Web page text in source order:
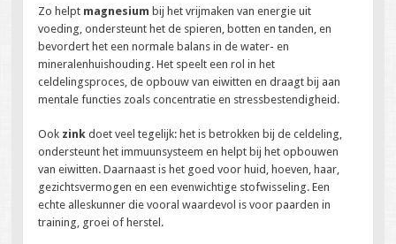
Zo helpt magnesiumbij het vrijmaken van energie uit
voeding, ondersteunt het de spieren, botten en tanden, en
bevordert het een normale balans in de water- en
mineralenhuishouding. Het speelt een rol in het
celdelingsproces, de opbouw van eiwitten en draagt bij aan
mentale functies zoals concentratie en stressbestendigheid.
Ook zinkdoet veel tegelijk: het is betrokken bij de celdeling,
ondersteunt het immuunsysteem en helpt bij het opbouwen
van eiwitten. Daarnaast is het goed voor huid, hoeven, haar,
gezichtsvermogen en een evenwichtige stofwisseling. Een
echte alleskunner die vooral waardevol is voor paarden in
training, groei of herstel.